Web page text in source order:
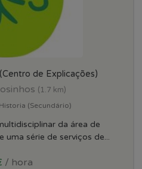
(Centro de Explicações)
(1.7 km)
(Secundário)
da área de
uma série de serviços de...
/ hora